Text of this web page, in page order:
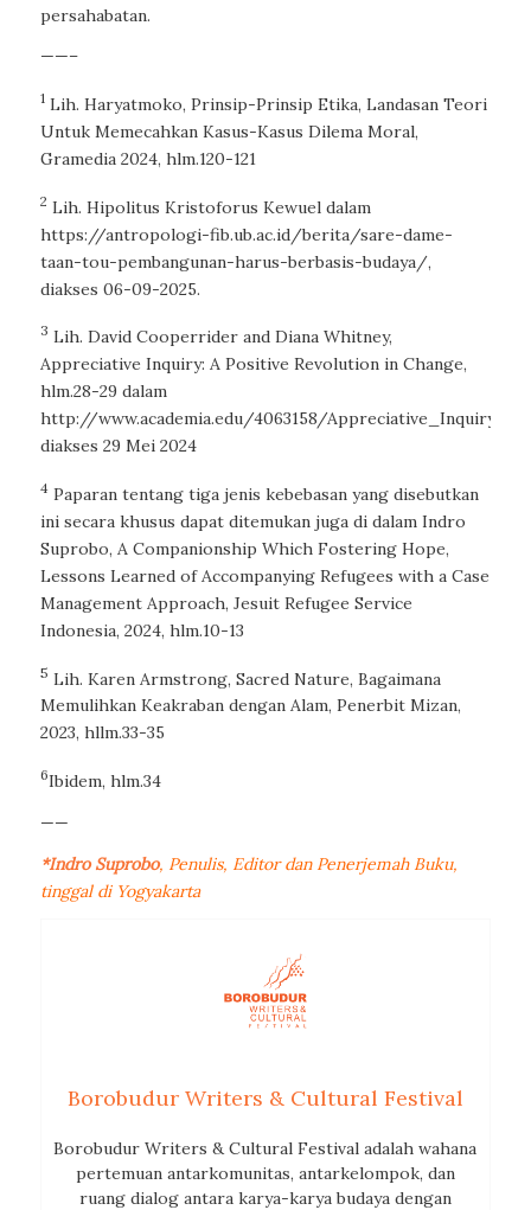
persahabatan.
——–
1Lih. Haryatmoko, Prinsip-Prinsip Etika, Landasan Teori
Untuk Memecahkan Kasus-Kasus Dilema Moral,
Gramedia 2024, hlm.120-121
2 Lih. Hipolitus Kristoforus Kewuel dalam
https://antropologi-fib.ub.ac.id/berita/sare-dame-
taan-tou-pembangunan-harus-berbasis-budaya/,
diakses 06-09-2025.
3 Lih. David Cooperrider and Diana Whitney,
Appreciative Inquiry: A Positive Revolution in Change,
hlm.28-29 dalam
http://www.academia.edu/4063158/
diakses 29 Mei 2024
4Paparan tentang tiga jenis kebebasan yang disebutkan
ini secara khusus dapat ditemukan juga di dalam Indro
Suprobo, A Companionship Which Fostering Hope,
Lessons Learned of Accompanying Refugees with a Case
Management Approach, Jesuit Refugee Service
Indonesia, 2024, hlm.10-13
5 Lih. Karen Armstrong, Sacred Nature, Bagaimana
Memulihkan Keakraban dengan Alam, Penerbit Mizan,
2023, hllm.33-35
6Ibidem, hlm.34
——
*Indro Suprobo, Penulis, Editor dan Penerjemah Buku,
tinggal di Yogyakarta
Borobudur Writers & Cultural Festival
Borobudur Writers & Cultural Festival adalah wahana
pertemuan antarkomunitas, antarkelompok, dan
ruang dialog antara karya-karya budaya dengan